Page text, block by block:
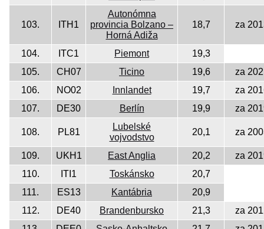
103. ITH1
Autonómna
provincia Bolzano –
Horná Adiža
18,7 za
104. ITC1 Piemont
19,3
105.
CH07 Ticino 19,6
za
106.
NO02 Innlandet 19,7
za
107.
DE30 Berlín 19,9 za
108. PL81
Lubelské
vojvodstvo
20,1 za
109. UKH1 East Anglia 20,2
za
110.
ITI1 Toskánsko
20,7
111.
ES13 Kantábria
20,9
112.
DE40 Brandenbursko 21,3
za